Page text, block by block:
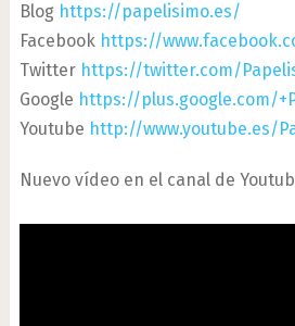
Blog https://papelisimo.es/
Facebook https://
Twitter https://twitter.com/
Google https://plus.google.com/
Youtube http://www.youtube.es/
Nuevo vídeo en el canal de